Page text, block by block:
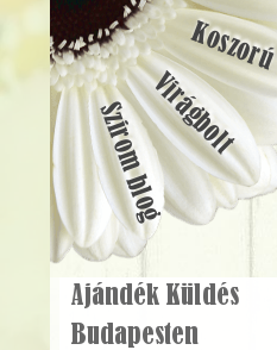
Koszorú
Virágbolt
Szirom blog
Ajándék Küldés
Budapesten